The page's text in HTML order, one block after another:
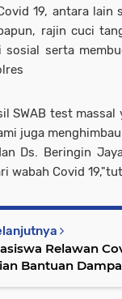
19, antara
rajin cuci
sosial serta
SWAB test
juga
Ds. Beringin
wabah Covid
Relawan
Bantuan